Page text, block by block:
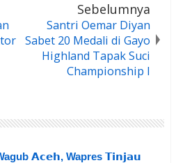
Sebelumnya
Santri Oemar Diyan
Sabet 20 Medali di Gayo
Highland Tapak Suci
Championship I
𝗔𝗰𝗲𝗵, Wapres 𝗧𝗶𝗻𝗷𝗮𝘂